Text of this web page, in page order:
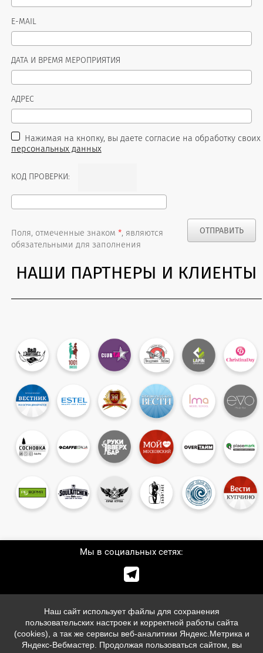
E-MAIL
ДАТА И ВРЕМЯ МЕРОПРИЯТИЯ
АДРЕС
Нажимая на кнопку, вы даете согласие на обработку своих
персональных данных
КОД ПРОВЕРКИ:
Поля, отмеченные знаком *, являются
обязательными для заполнения
НАШИ ПАРТНЕРЫ И КЛИЕНТЫ
+7 (981) 969-40-40
+7 (981)989-60-60
info@savinas-group.com
Мы в социальных сетях:

Наш сайт использует файлы для сохранения
пользовательских настроек и корректной работы сайта
(cookies), а так же сервисы веб-аналитики Яндекс.Метрика и
Яндекс-Вебмастер. Продолжая пользоваться сайтом, вы